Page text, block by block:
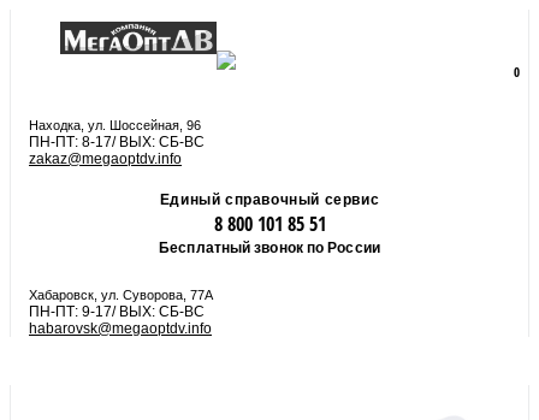
0
Находка, ул. Шоссейная, 96
ПН-ПТ: 8-17/ ВЫХ: СБ-ВС
zakaz@megaoptdv.info
Единый справочный сервис
8 800 101 85 51
Бесплатный звонок по России
Хабаровск, ул. Суворова, 77А
ПН-ПТ: 9-17/ ВЫХ: СБ-ВС
habarovsk@megaoptdv.info